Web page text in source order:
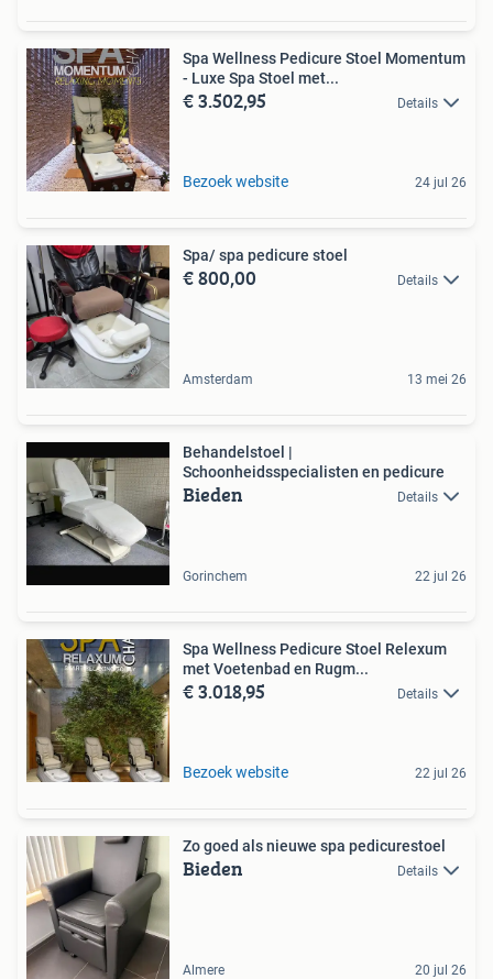
Spa Wellness Pedicure Stoel Momentum
- Luxe Spa Stoel met...
€ 3.502,95 Details
Bezoek website 24 jul 26
Spa/ spa pedicure stoel
€ 800,00 Details
Amsterdam 13 mei 26
Behandelstoel |
Schoonheidsspecialisten en pedicure
Bieden Details
Gorinchem 22 jul 26
Spa Wellness Pedicure Stoel Relexum
met Voetenbad en Rugm...
€ 3.018,95 Details
Bezoek website 22 jul 26
Zo goed als nieuwe spa pedicurestoel
Bieden Details
Almere 20 jul 26